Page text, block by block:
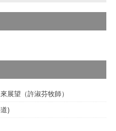
展望（許淑芬牧師）
)